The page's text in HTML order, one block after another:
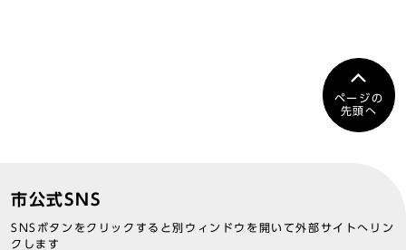
ページの
先頭へ
市公式SNS
SNSボタンをクリックすると別ウィンドウを開いて外部サイトへリン
クします